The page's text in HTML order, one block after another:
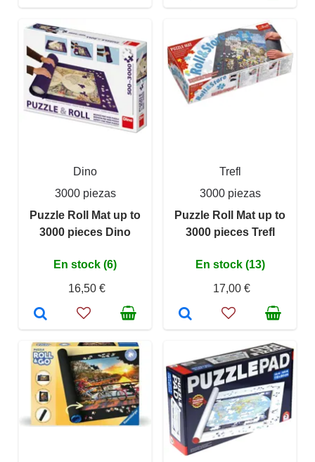
Dino
3000 piezas
Puzzle Roll Mat up to
3000 pieces Dino
En stock (6)
16,50 €
Trefl
3000 piezas
Puzzle Roll Mat up to
3000 pieces Trefl
En stock (13)
17,00 €